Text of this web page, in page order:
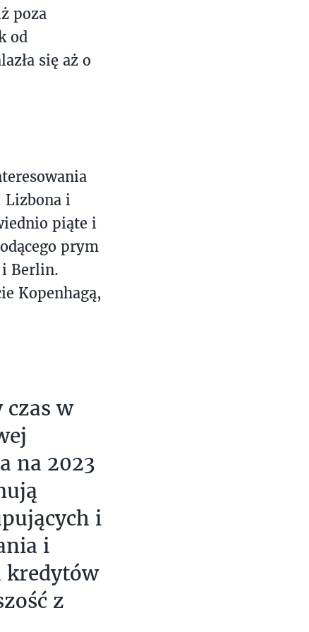
poza
od
się aż o
Lizbona i
piąte i
prym
i Berlin.
Kopenhagą,
czas w
na 2023
i
i
kredytów
z